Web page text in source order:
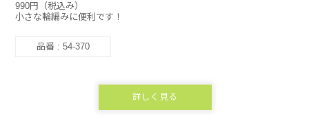
990円（税込み）
小さな輪編みに便利です！
品番 : 54-370
詳しく見る